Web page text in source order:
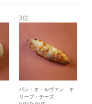
3位
パン・オ・ルヴァン オ
リーブ・チーズ